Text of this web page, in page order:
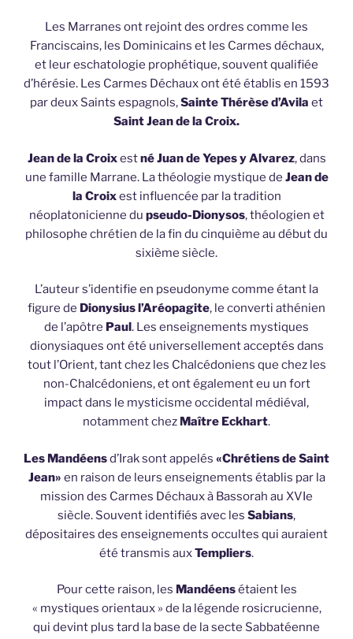
Les Marranes ont rejoint des ordres comme les
Franciscains, les Dominicains et les Carmes déchaux,
et leur eschatologie prophétique, souvent qualifiée
d’hérésie. Les Carmes Déchaux ont été établis en 1593
par deux Saints espagnols,Sainte Thérèse d’Avila et
Saint Jean de la Croix.
Jean de la Croixestné Juan de Yepes y Alvarez, dans
une famille Marrane. La théologie mystique de Jean de
la Croixest influencée par la tradition
néoplatonicienne du pseudo-Dionysos, théologien et
philosophe chrétien de la fin du cinquième au début du
sixième siècle.
L’auteur s’identifie en pseudonyme comme étant la
figure de Dionysius l’Aréopagite, le converti athénien
de l’apôtre Paul. Les enseignements mystiques
dionysiaques ont été universellement acceptés dans
tout l’Orient, tant chez les Chalcédoniens que chez les
non-Chalcédoniens, et ont également eu un fort
impact dans le mysticisme occidental médiéval,
notamment chez Maître Eckhart.
Les Mandéensd’Irak sont appelés «Chrétiens de Saint
Jean» en raison de leurs enseignements établis par la
mission des Carmes Déchaux à Bassorah au XVIe
siècle. Souvent identifiés avec les Sabians,
dépositaires des enseignements occultes qui auraient
été transmis auxTempliers.
Pour cette raison, les Mandéensétaient les
« mystiques orientaux » de la légende rosicrucienne,
qui devint plus tard la base de la secte Sabbatéenne